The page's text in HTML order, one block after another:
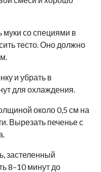
муки со специями в
тесто. Оно должно
и убрать в
для охлаждения.
около 0,5 см на
Вырезать печенье с
застеленный
8–10 минут до